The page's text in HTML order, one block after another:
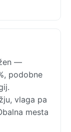
—
podobne
vlaga pa
mesta